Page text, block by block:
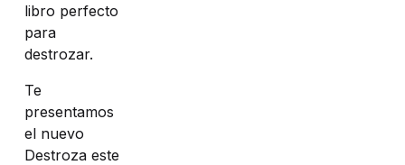
libro perfecto
para
destrozar.
Te
presentamos
el nuevo
Destroza este